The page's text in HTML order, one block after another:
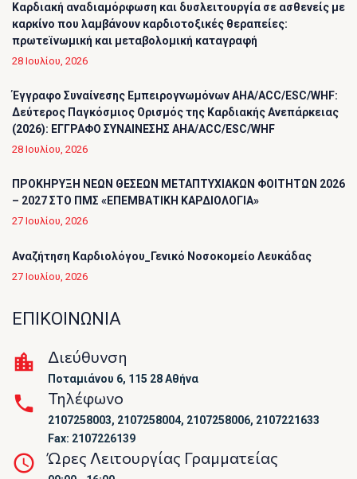
Καρδιακή αναδιαμόρφωση και δυσλειτουργία σε ασθενείς με
καρκίνο που λαμβάνουν καρδιοτοξικές θεραπείες:
πρωτεϊνωμική και μεταβολομική καταγραφή
28 Ιουλίου, 2026
Έγγραφο Συναίνεσης Εμπειρογνωμόνων AHA/ACC/ESC/WHF:
Δεύτερος Παγκόσμιος Ορισμός της Καρδιακής Ανεπάρκειας
(2026): ΕΓΓΡΑΦΟ ΣΥΝΑΙΝΕΣΗΣ AHA/ACC/ESC/WHF
28 Ιουλίου, 2026
ΠΡΟΚΗΡΥΞΗ ΝΕΩΝ ΘΕΣΕΩΝ ΜΕΤΑΠΤΥΧΙΑΚΩΝ ΦΟΙΤΗΤΩΝ 2026
– 2027 ΣΤΟ ΠΜΣ «ΕΠΕΜΒΑΤΙΚΗ ΚΑΡΔΙΟΛΟΓΙΑ»
27 Ιουλίου, 2026
Αναζήτηση Καρδιολόγου_Γενικό Νοσοκομείο Λευκάδας
27 Ιουλίου, 2026
ΕΠΙΚΟΙΝΩΝΙΑ
Διεύθυνση
Ποταμιάνου 6, 115 28 Αθήνα
Τηλέφωνο
2107258003, 2107258004, 2107258006, 2107221633
Fax: 2107226139
Ώρες Λειτουργίας Γραμματείας